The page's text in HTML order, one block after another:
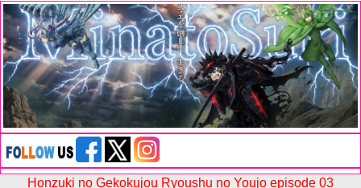
Honzuki no Gekokujou Ryoushu no Youjo episode 03